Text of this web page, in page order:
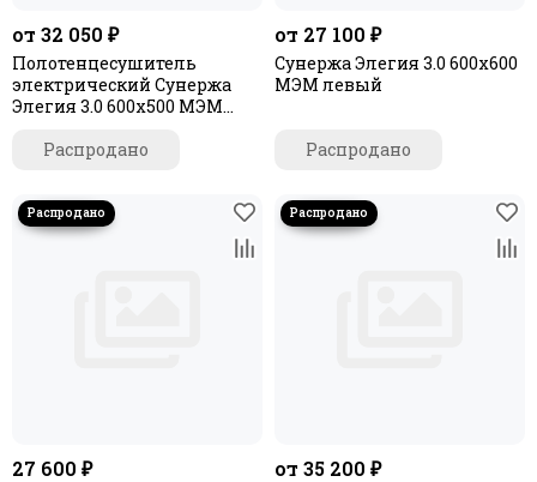
от 32 050 ₽
Полотенцесушитель
электрический Сунержа
Элегия 3.0 600х500 МЭМ
Распродано
от 27 100 ₽
Сунержа Элегия 3.0 600х600
МЭМ левый
Распродано
27 600 ₽ от 35 200 ₽